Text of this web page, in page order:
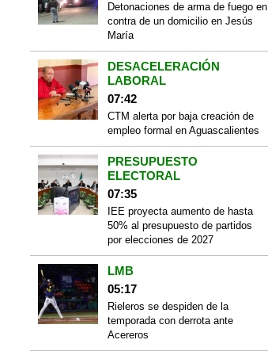
Detonaciones de arma de fuego en
contra de un domicilio en Jesús
María
DESACELERACIÓN
LABORAL
07:42
CTM alerta por baja creación de
empleo formal en Aguascalientes
PRESUPUESTO
ELECTORAL
07:35
IEE proyecta aumento de hasta
50% al presupuesto de partidos
por elecciones de 2027
LMB
05:17
Rieleros se despiden de la
temporada con derrota ante
Acereros